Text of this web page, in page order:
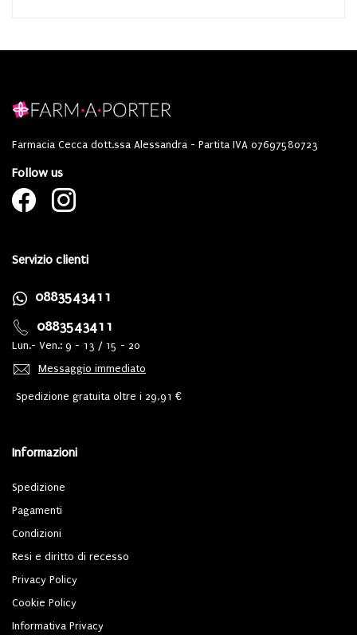
Farmacia Cecca dott.ssa Alessandra - Partita IVA 07697580723
Follow us
Servizio clienti
0883543411
0883543411
Lun.- Ven.: 9 - 13 / 15 - 20
Messaggio immediato
Spedizione gratuita oltre i 29,91 €
Informazioni
Spedizione
Pagamenti
Condizioni
Resi e diritto di recesso
Privacy Policy
Cookie Policy
Informativa Privacy